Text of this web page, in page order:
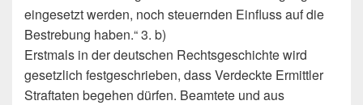
eingesetzt werden, noch steuernden Einfluss auf die
Bestrebung haben.“ 3. b)
Erstmals in der deutschen Rechtsgeschichte wird
gesetzlich festgeschrieben, dass Verdeckte Ermittler
Straftaten begehen dürfen. Beamtete und aus